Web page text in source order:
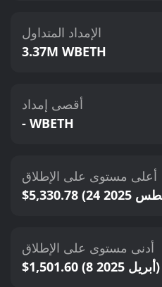
الإمداد المتداول
3.37M WBETH
أقصى إمداد
- WBETH
أعلى مستوى على الإطلاق
أدنى مستوى على الإطلاق
$1,501.60 (8 أبريل 2025)